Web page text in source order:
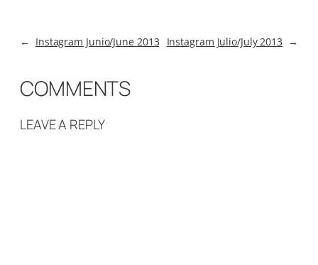
← Instagram Junio/June 2013 Instagram Julio/July 2013 →
COMMENTS
LEAVE A REPLY